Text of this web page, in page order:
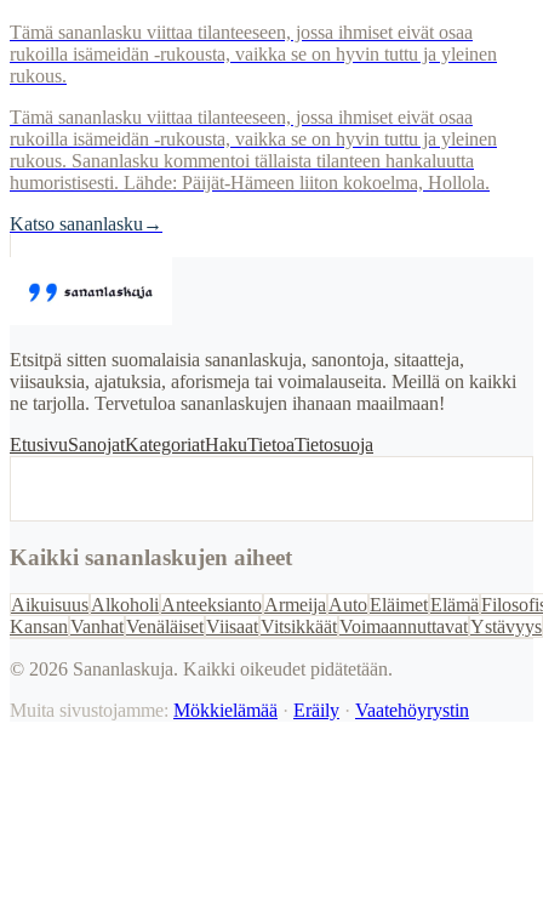
Tämä sananlasku viittaa tilanteeseen, jossa ihmiset eivät osaa
rukoilla isämeidän -rukousta, vaikka se on hyvin tuttu ja yleinen
rukous.
Tämä sananlasku viittaa tilanteeseen, jossa ihmiset eivät osaa
rukoilla isämeidän -rukousta, vaikka se on hyvin tuttu ja yleinen
rukous. Sananlasku kommentoi tällaista tilanteen hankaluutta
humoristisesti. Lähde: Päijät-Hämeen liiton kokoelma, Hollola.
Katso sananlasku →
Etsitpä sitten suomalaisia sananlaskuja, sanontoja, sitaatteja,
viisauksia, ajatuksia, aforismeja tai voimalauseita. Meillä on kaikki
ne tarjolla. Tervetuloa sananlaskujen ihanaan maailmaan!
EtusivuSanojatKategoriatHakuTietoaTietosuoja
Kaikki sananlaskujen aiheet
AikuisuusAlkoholi AnteeksiantoArmeija AutoEläimetElämä
KansanVanhatVenäläisetViisaatVitsikkäätVoimaannuttavatYstävyys
© 2026 Sananlaskuja. Kaikki oikeudet pidätetään.
Muita sivustojamme: Mökkielämää · Eräily · Vaatehöyrystin